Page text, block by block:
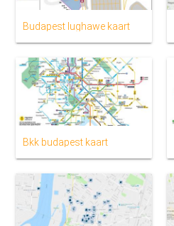
Budapest lughawe kaart
Bkk budapest kaart